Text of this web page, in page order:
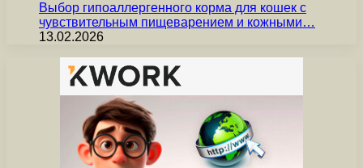
Выбор гипоаллергенного корма для кошек с
чувствительным пищеварением и кожными…
13.02.2026